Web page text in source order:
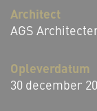
Architect
AGS
Opleverdatum
30 december